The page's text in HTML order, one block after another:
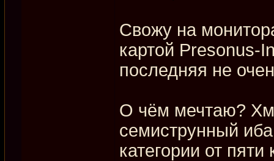
Свожу на
картой Presonus-
последняя не
О чём мечтаю?
семиструнный
категории от